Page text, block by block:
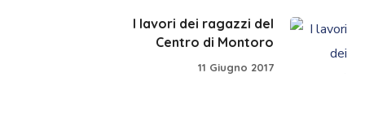
I lavori dei ragazzi del
Centro di Montoro
11 Giugno 2017